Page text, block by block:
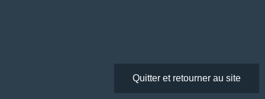
Quitter et retourner au site